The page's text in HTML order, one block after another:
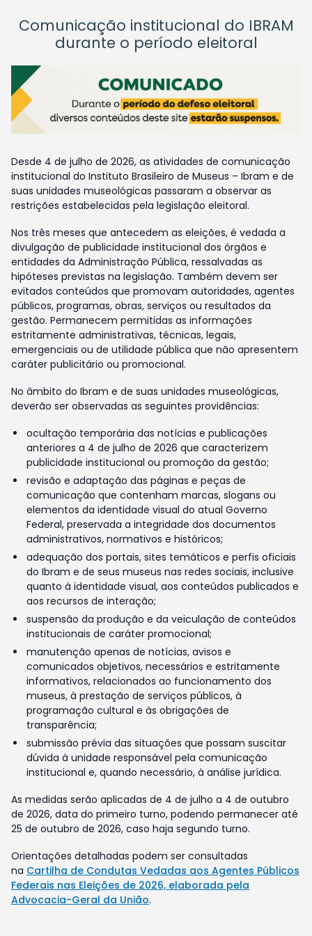
Comunicação institucional do IBRAM
durante o período eleitoral
Desde 4 de julho de 2026, as atividades de comunicação
institucional do Instituto Brasileiro de Museus – Ibram e de
suas unidades museológicas passaram a observar as
restrições estabelecidas pela legislação eleitoral.
Nos três meses que antecedem as eleições, é vedada a
divulgação de publicidade institucional dos órgãos e
entidades da Administração Pública, ressalvadas as
hipóteses previstas na legislação. Também devem ser
evitados conteúdos que promovam autoridades, agentes
públicos, programas, obras, serviços ou resultados da
gestão. Permanecem permitidas as informações
estritamente administrativas, técnicas, legais,
emergenciais ou de utilidade pública que não apresentem
caráter publicitário ou promocional.
No âmbito do Ibram e de suas unidades museológicas,
deverão ser observadas as seguintes providências:
ocultação temporária das notícias e publicações
anteriores a 4 de julho de 2026 que caracterizem
publicidade institucional ou promoção da gestão;
revisão e adaptação das páginas e peças de
comunicação que contenham marcas, slogans ou
elementos da identidade visual do atual Governo
Federal, preservada a integridade dos documentos
administrativos, normativos e históricos;
adequação dos portais, sites temáticos e perfis oficiais
do Ibram e de seus museus nas redes sociais, inclusive
quanto à identidade visual, aos conteúdos publicados e
aos recursos de interação;
suspensão da produção e da veiculação de conteúdos
institucionais de caráter promocional;
manutenção apenas de notícias, avisos e
comunicados objetivos, necessários e estritamente
informativos, relacionados ao funcionamento dos
museus, à prestação de serviços públicos, à
programação cultural e às obrigações de
transparência;
submissão prévia das situações que possam suscitar
dúvida à unidade responsável pela comunicação
institucional e, quando necessário, à análise jurídica.
As medidas serão aplicadas de 4 de julho a 4 de outubro
de 2026, data do primeiro turno, podendo permanecer até
25 de outubro de 2026, caso haja segundo turno.
Orientações detalhadas podem ser consultadas
na Cartilha de Condutas Vedadas aos Agentes Públicos
Federais nas Eleições de 2026, elaborada pela
Advocacia-Geral da União.